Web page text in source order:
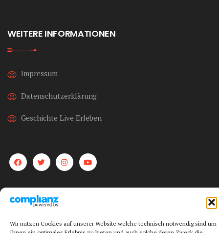
Wir nutzen Cookies auf unserer Website welche technisch notwendig sind um
WEITERE INFORMATIONEN
Impressum
Datenschutzerklärung
Geschichte Live Erleben